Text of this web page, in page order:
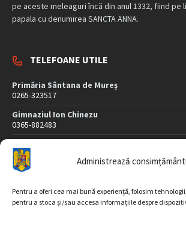
Administrează
Pentru a oferi cea mai bună experiență, folosim
pentru a stoca și/sau accesa informațiile despre
pe aceste meleaguri încă din anul 1332, fiind pe
papala cu denumirea SANCTA ANNA.
TELEFOANE UTILE
Primăria Sântana de Mureș
0265-323517
Gimnaziul Ion Chinezu
0365-882483
0265-323507
Poliție